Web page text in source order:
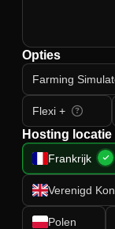
Opties
Farming
Flexi +
Hosting locatie
Frankrijk
Verenigd
Polen